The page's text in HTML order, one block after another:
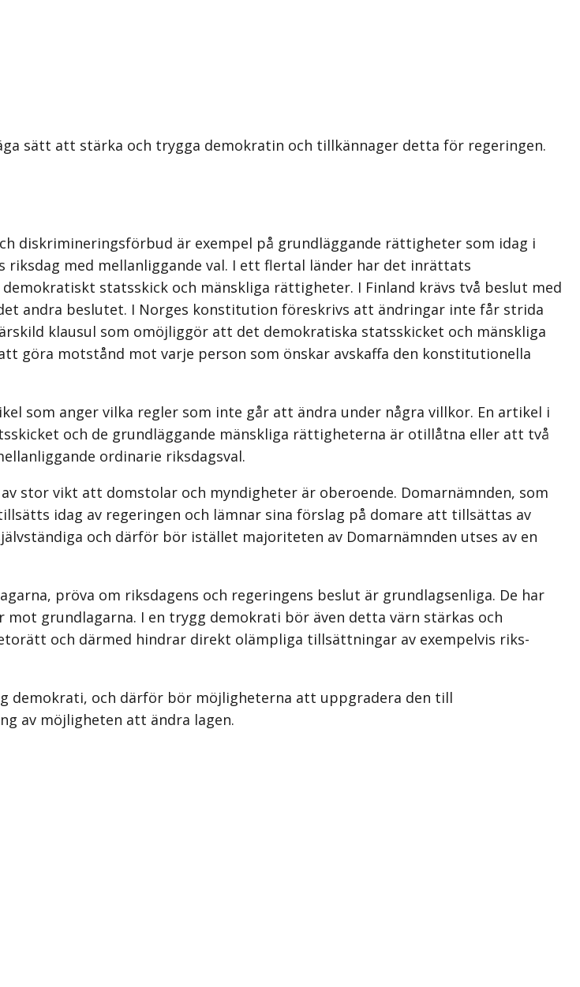
sätt att stärka och trygga demokratin och tillkännager detta för regeringen.
är exempel på grundläggande rättigheter som idag i
riksdag med mellanliggande val. I ett flertal länder har det inrättats
statsskick och mänskliga rättigheter. I Finland krävs två beslut med
andra beslutet. I Norges kon­stitution föreskrivs att ändringar inte får strida
klausul som omöjliggör att det demokratiska statsskicket och mänskliga
göra motstånd mot varje person som önskar avskaffa den konstitutionella
som anger vilka regler som inte går att ändra under några villkor. En artikel i
och de grundläggande mänskliga rättigheterna är otillåtna eller att två
ordinarie riksdagsval.
stor vikt att domstolar och myndigheter är oberoende. Domarnämnden, som
idag av regeringen och lämnar sina förslag på domare att tillsättas av
och därför bör istället majoriteten av Domarnämnden utses av en
pröva om riksdagens och regeringens beslut är grundlagsenliga. De har
grundlagarna. I en trygg demokrati bör även detta värn stärkas och
och därmed hindrar direkt olämpliga tillsättningar av exempelvis riks­
demokrati, och därför bör möjligheterna att uppgradera den till
av möjligheten att ändra lagen.